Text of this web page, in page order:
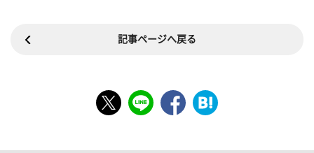
記事ページへ戻る